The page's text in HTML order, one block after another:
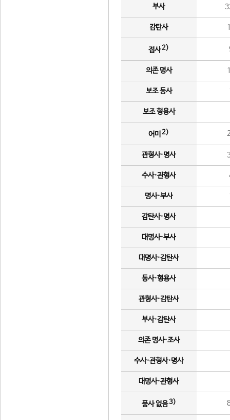
부사
감탄사
접사2)
의존 명사
보조 동사
보조 형용사
어미 2)
관형사·명사
수사·관형사
명사·부사
감탄사·명사
대명사·부사
대명사·감탄사
동사·형용사
관형사·감탄사
부사·감탄사
의존 명사·조사
수사·관형사·명사
대명사·관형사
품사 없음3)